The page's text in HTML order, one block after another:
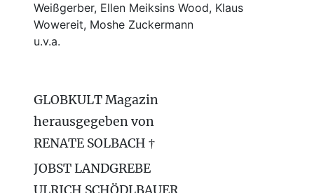
Weißgerber, Ellen Meiksins Wood, Klaus
Wowereit, Moshe Zuckermann
u.v.a.
GLOBKULT Magazin
herausgegeben von
RENATE SOLBACH †
JOBST LANDGREBE